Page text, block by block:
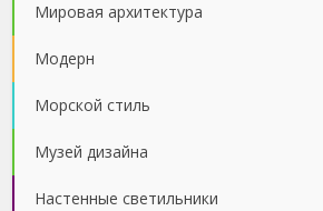
Мировая архитектура
Модерн
Морской стиль
Музей дизайна
Настенные светильники